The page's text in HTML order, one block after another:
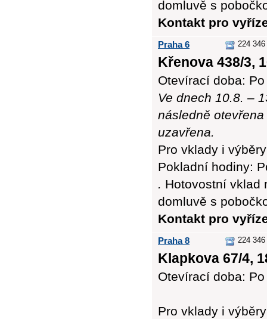
domluvě s
Kontakt pro
Praha 6 224
Křenova 438/3,
Otevírací doba:
Ve dnech 10.8. –
následně
uzavřena.
Pro vklady i
Pokladní hodiny:
. Hotovostní vklad
domluvě s
Kontakt pro
Praha 8 224
Klapkova 67/4,
Otevírací doba:
Pro vklady i